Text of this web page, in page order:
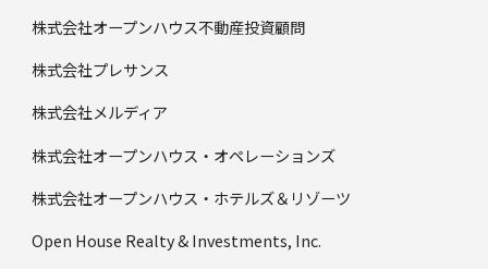
株式会社オープンハウス不動産投資顧問
株式会社プレサンス
株式会社メルディア
株式会社オープンハウス・オペレーションズ
株式会社オープンハウス・ホテルズ＆リゾーツ
Open House Realty & Investments, Inc.